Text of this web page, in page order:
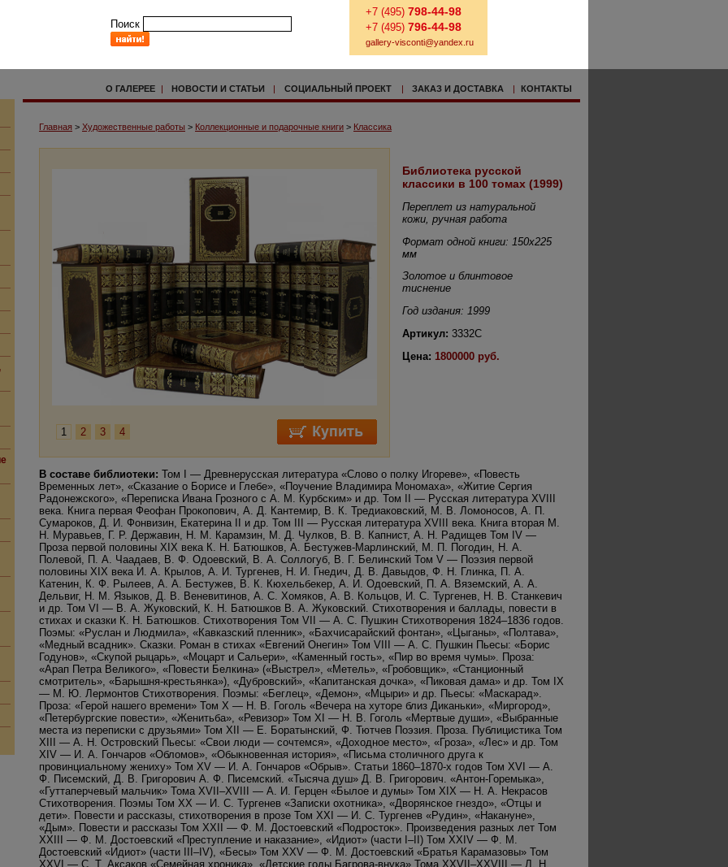
Поиск
+7 (495) 798-44-98
+7 (495) 796-44-98
gallery-visconti@yandex.ru
О ГАЛЕРЕЕ | НОВОСТИ И СТАТЬИ | СОЦИАЛЬНЫЙ ПРОЕКТ | ЗАКАЗ И ДОСТАВКА | КОНТАКТЫ
Главная > Художественные работы > Коллекционные и подарочные книги > Классика
1 2 3 4
Библиотека русской
классики в 100 томах (1999)
Переплет из натуральной
кожи, ручная работа
Формат одной книги: 150х225
мм
Золотое и блинтовое
тиснение
Год издания: 1999
Артикул: 3332С
Цена: 1800000 руб.
В составе библиотеки: Том I — Древнерусская литература «Слово о полку Игореве», «Повесть
Временных лет», «Сказание о Борисе и Глебе», «Поучение Владимира Мономаха», «Житие Сергия
Радонежского», «Переписка Ивана Грозного с А. М. Курбским» и др. Том II — Русская литература XVIII
века. Книга первая Феофан Прокопович, А. Д. Кантемир, В. К. Тредиаковский, М. В. Ломоносов, А. П.
Сумароков, Д. И. Фонвизин, Екатерина II и др. Том III — Русская литература XVIII века. Книга вторая М.
Н. Муравьев, Г. Р. Державин, Н. М. Карамзин, М. Д. Чулков, В. В. Капнист, А. Н. Радищев Том IV —
Проза первой половины XIX века К. Н. Батюшков, А. Бестужев-Марлинский, М. П. Погодин, Н. А.
Полевой, П. А. Чаадаев, В. Ф. Одоевский, В. А. Соллогуб, В. Г. Белинский Том V — Поэзия первой
половины XIX века И. А. Крылов, А. И. Тургенев, Н. И. Гнедич, Д. В. Давыдов, Ф. Н. Глинка, П. А.
Катенин, К. Ф. Рылеев, А. А. Бестужев, В. К. Кюхельбекер, А. И. Одоевский, П. А. Вяземский, А. А.
Дельвиг, Н. М. Языков, Д. В. Веневитинов, А. С. Хомяков, А. В. Кольцов, И. С. Тургенев, Н. В. Станкевич
и др. Том VI — В. А. Жуковский, К. Н. Батюшков В. А. Жуковский. Стихотворения и баллады, повести в
стихах и сказки К. Н. Батюшков. Стихотворения Том VII — А. С. Пушкин Стихотворения 1824–1836 годов.
Поэмы: «Руслан и Людмила», «Кавказский пленник», «Бахчисарайский фонтан», «Цыганы», «Полтава»,
«Медный всадник». Сказки. Роман в стихах «Евгений Онегин» Том VIII — А. С. Пушкин Пьесы: «Борис
Годунов», «Скупой рыцарь», «Моцарт и Сальери», «Каменный гость», «Пир во время чумы». Проза:
«Арап Петра Великого», «Повести Белкина» («Выстрел», «Метель», «Гробовщик», «Станционный
смотритель», «Барышня-крестьянка»), «Дубровский», «Капитанская дочка», «Пиковая дама» и др. Том IX
— М. Ю. Лермонтов Стихотворения. Поэмы: «Беглец», «Демон», «Мцыри» и др. Пьесы: «Маскарад».
Проза: «Герой нашего времени» Том X — Н. В. Гоголь «Вечера на хуторе близ Диканьки», «Миргород»,
«Петербургские повести», «Женитьба», «Ревизор» Том XI — Н. В. Гоголь «Мертвые души», «Выбранные
места из переписки с друзьями» Том XII — Е. Боратынский, Ф. Тютчев Поэзия. Проза. Публицистика Том
XIII — А. Н. Островский Пьесы: «Свои люди — сочтемся», «Доходное место», «Гроза», «Лес» и др. Том
XIV — И. А. Гончаров «Обломов», «Обыкновенная история», «Письма столичного друга к
провинциальному жениху» Том XV — И. А. Гончаров «Обрыв». Статьи 1860–1870-х годов Том XVI — А.
Ф. Писемский, Д. В. Григорович А. Ф. Писемский. «Тысяча душ» Д. В. Григорович. «Антон-Горемыка»,
«Гуттаперчевый мальчик» Тома XVII–XVIII — А. И. Герцен «Былое и думы» Том XIX — Н. А. Некрасов
Стихотворения. Поэмы Том XX — И. С. Тургенев «Записки охотника», «Дворянское гнездо», «Отцы и
дети». Повести и рассказы, стихотворения в прозе Том XXI — И. С. Тургенев «Рудин», «Накануне»,
«Дым». Повести и рассказы Том XXII — Ф. М. Достоевский «Подросток». Произведения разных лет Том
XXIII — Ф. М. Достоевский «Преступление и наказание», «Идиот» (части I–II) Том XXIV — Ф. М.
Достоевский «Идиот» (части III–IV), «Бесы» Том XXV — Ф. М. Достоевский «Братья Карамазовы» Том
XXVI — С. Т. Аксаков «Семейная хроника», «Детские годы Багрова-внука» Тома XXVII–XXVIII — Л. Н.